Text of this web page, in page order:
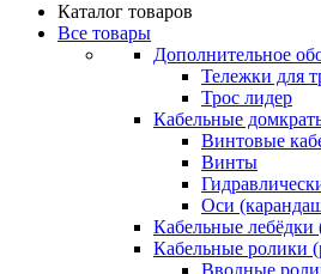
Каталог товаров
Все товары
Дополнительное
Тележки для
Трос лидер
Кабельные
Винтовые
Винты
Оси
Кабельные лебёдки
Кабельные ролики
Вводные